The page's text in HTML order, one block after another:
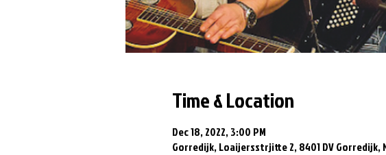
Time & Location
Dec 18, 2022, 3:00 PM
Gorredijk, Loaijersstrjitte 2, 8401 DV Gorredijk,